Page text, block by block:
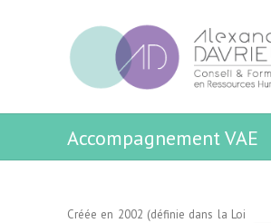
Accompagnement VAE
Créée en 2002 (définie dans la Loi